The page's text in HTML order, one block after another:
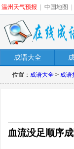
温州天气预报 中国地图
成语大全
位置： 成语大全 > 成语
血流没足顺序